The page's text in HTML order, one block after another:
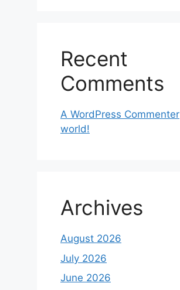
Recent
Comments
A WordPress Commenter
world!
Archives
August 2026
July 2026
June 2026